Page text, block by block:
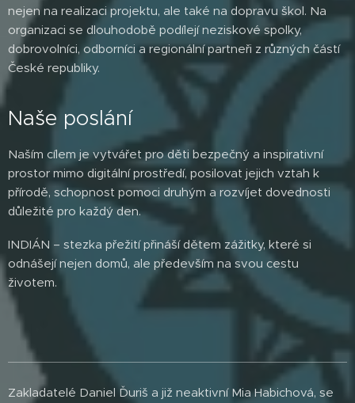
nejen na realizaci projektu, ale také na dopravu škol. Na
organizaci se dlouhodobě podílejí neziskové spolky,
dobrovolníci, odborníci a regionální partneři z různých částí
České republiky.
Naše poslání
Naším cílem je vytvářet pro děti bezpečný a inspirativní
prostor mimo digitální prostředí, posilovat jejich vztah k
přírodě, schopnost pomoci druhým a rozvíjet dovednosti
důležité pro každý den.
INDIÁN – stezka přežití přináší dětem zážitky, které si
odnášejí nejen domů, ale především na svou cestu
životem.
Zakladatelé Daniel Ďuriš a již neaktivní Mia Habichová, se